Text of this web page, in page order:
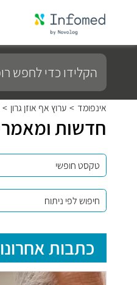
הקלידו
כדי
לחפש
רופאים,
מידע
מקצועי,
פורומים
ועוד...
אינפומד > ערוץ אף אוזן גרון >
חדשות
חיפוש לפי ניתוח
כתבות